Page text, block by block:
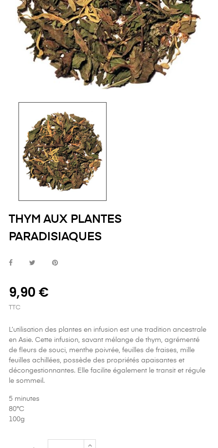
THYM AUX PLANTES
PARADISIAQUES
9,90 €
TTC
L’utilisation des plantes en infusion est une tradition ancestrale
en Asie. Cette infusion, savant mélange de thym, agrémenté
de fleurs de souci, menthe poivrée, feuilles de fraises, mille
feuilles achillées, possède des propriétés apaisantes et
décongestionnantes. Elle facilite également le transit et régule
le sommeil.
5 minutes
80°C
100g